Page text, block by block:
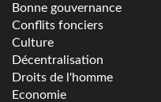
Bonne gouvernance
Conflits fonciers
Culture
Décentralisation
Droits de l'homme
Economie